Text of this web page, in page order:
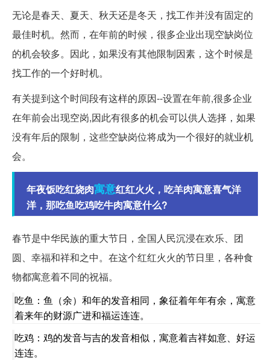
无论是春天、夏天、秋天还是冬天，找工作并没有固定的
最佳时机。然而，在年前的时候，很多企业出现空缺岗位
的机会较多。因此，如果没有其他限制因素，这个时候是
找工作的一个好时机。
有关提到这个时间段有这样的原因--设置在年前,很多企业
在年前会出现空岗,因此有很多的机会可以供人选择，如果
没有年后的限制，这些空缺岗位将成为一个很好的就业机
会。
年夜饭吃红烧肉寓意红红火火，吃羊肉寓意喜气洋
洋，那吃鱼吃鸡吃牛肉寓意什么?
春节是中华民族的重大节日，全国人民沉浸在欢乐、团
圆、幸福和祥和之中。在这个红红火火的节日里，各种食
物都寓意着不同的祝福。
吃鱼：鱼（余）和年的发音相同，象征着年年有余，寓意
着来年的财源广进和福运连连。
吃鸡：鸡的发音与吉的发音相似，寓意着吉祥如意、好运
连连。